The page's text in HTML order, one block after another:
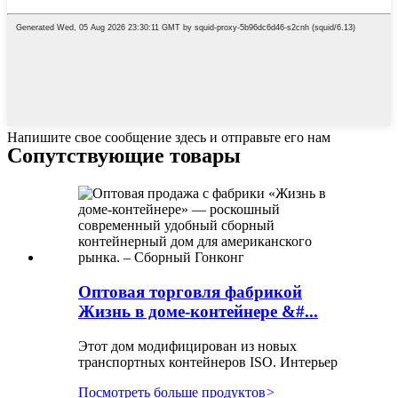
Напишите свое сообщение здесь и отправьте его нам
Сопутствующие товары
Оптовая торговля фабрикой
Жизнь в доме-контейнере &#...
Этот дом модифицирован из новых
транспортных контейнеров ISO. Интерьер
Посмотреть больше продуктов>